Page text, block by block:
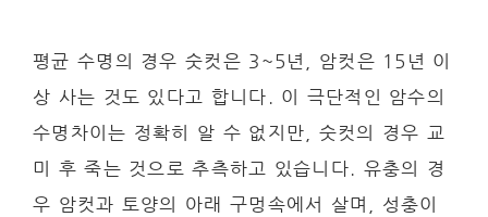
평균 수명의 경우 숫컷은 3~5년, 암컷은 15년 이
상 사는 것도 있다고 합니다. 이 극단적인 암수의
수명차이는 정확히 알 수 없지만, 숫컷의 경우 교
미 후 죽는 것으로 추측하고 있습니다. 유충의 경
우 암컷과 토양의 아래 구멍속에서 살며, 성충이